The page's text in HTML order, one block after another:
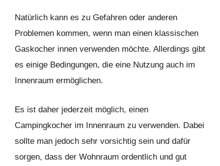
Natürlich kann es zu Gefahren oder anderen
Problemen kommen, wenn man einen klassischen
Gaskocher innen verwenden möchte. Allerdings gibt
es einige Bedingungen, die eine Nutzung auch im
Innenraum ermöglichen.
Es ist daher jederzeit möglich, einen
Campingkocher im Innenraum zu verwenden. Dabei
sollte man jedoch sehr vorsichtig sein und dafür
sorgen, dass der Wohnraum ordentlich und gut